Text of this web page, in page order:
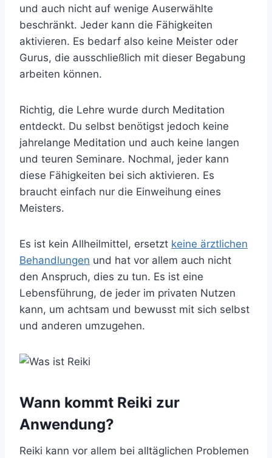
und auch nicht auf wenige Auserwählte
beschränkt. Jeder kann die Fähigkeiten
aktivieren. Es bedarf also keine Meister oder
Gurus, die ausschließlich mit dieser Begabung
arbeiten können.
Richtig, die Lehre wurde durch Meditation
entdeckt. Du selbst benötigst jedoch keine
jahrelange Meditation und auch keine langen
und teuren Seminare. Nochmal, jeder kann
diese Fähigkeiten bei sich aktivieren. Es
braucht einfach nur die Einweihung eines
Meisters.
Es ist kein Allheilmittel, ersetzt keine ärztlichen
Behandlungen und hat vor allem auch nicht
den Anspruch, dies zu tun. Es ist eine
Lebensführung, de jeder im privaten Nutzen
kann, um achtsam und bewusst mit sich selbst
und anderen umzugehen.
Wann kommt Reiki zur
Anwendung?
Reiki kann vor allem bei alltäglichen Problemen